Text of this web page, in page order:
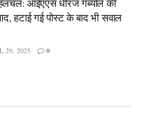
आईएएस धीरज गर्ब्याल की
हटाई गई पोस्ट के बाद भी सवाल
29, 2025 0